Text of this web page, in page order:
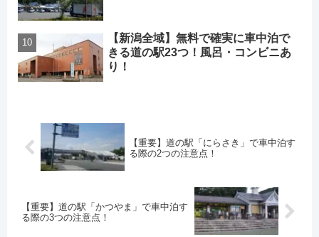
【新潟全域】無料で確実に車中泊で
きる道の駅23つ！風呂・コンビニあ
り！
【重要】道の駅「にらさき」で車中泊す
る際の2つの注意点！
【重要】道の駅「かつやま」で車中泊す
る際の3つの注意点！